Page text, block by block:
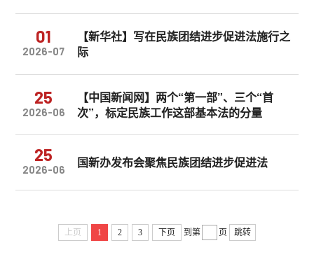
01
2026-07
【新华社】写在民族团结进步促进法施行之
际
25
2026-06
【中国新闻网】两个“第一部”、三个“首
次”，标定民族工作这部基本法的分量
25
2026-06 国新办发布会聚焦民族团结进步促进法
上页 1 2 3 下页 到第 页 跳转